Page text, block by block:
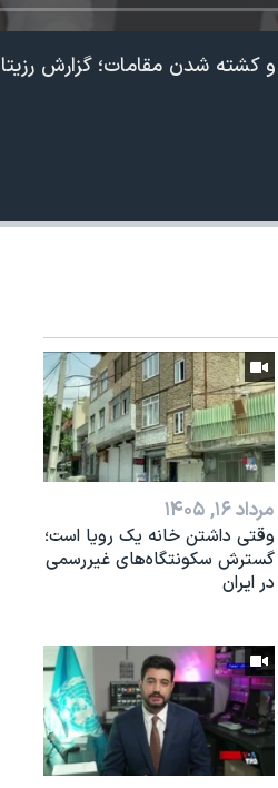
1080p
کشته شدن مقامات؛ گزارش رزیتا
مرداد ۱۶, ۱۴۰۵
وقتی داشتن خانه یک رویا است؛
گسترش سکونتگاه‌های غیررسمی
در ایران